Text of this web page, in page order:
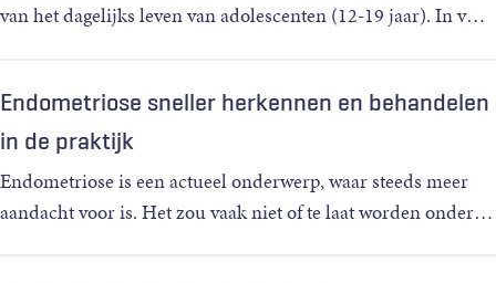
van het dagelijks leven van adolescenten (12-19 jaar). In v…
Endometriose sneller herkennen en behandelen
in de praktijk
Endometriose is een actueel onderwerp, waar steeds meer
aandacht voor is. Het zou vaak niet of te laat worden onder…